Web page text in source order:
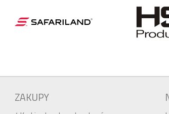
ZAKUPY